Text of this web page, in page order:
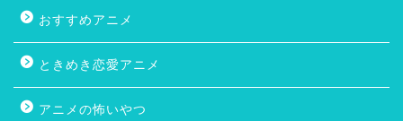
おすすめアニメ
ときめき恋愛アニメ
アニメの怖いやつ